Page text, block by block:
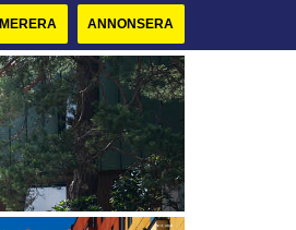
ANNONSERA